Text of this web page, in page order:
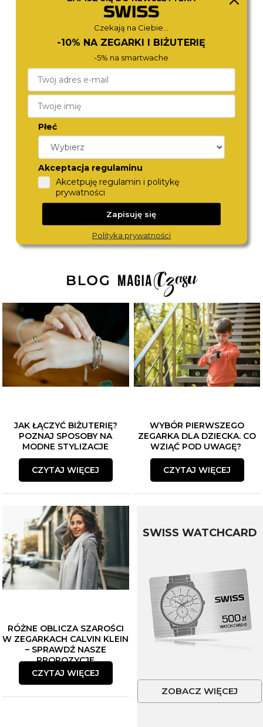
LC08273.360 LC08396.350
LEE COOPER
LC08189.380
270,-
JAK ŁĄCZYĆ BIŻUTERIĘ?
POZNAJ SPOSOBY NA
MODNE STYLIZACJE
CZYTAJ WIĘCEJ
WYBÓR PIERWSZEGO
ZEGARKA DLA DZIECKA. CO
WZIĄĆ POD UWAGĘ?
CZYTAJ WIĘCEJ
RÓŻNE OBLICZA SZAROŚCI
W ZEGARKACH CALVIN KLEIN
– SPRAWDŹ NASZE
PROPOZYCJE
CZYTAJ WIĘCEJ
SWISS WATCHCARD
ZOBACZ WIĘCEJ
Czekają na Ciebie...
-10% NA ZEGARKI I BIŻUTERIĘ
-5% na smartwache
Płeć
Akceptacja regulaminu
Akcetpuję regulamin i politykę
prywatności
Zapisuję się
Polityka prywatności